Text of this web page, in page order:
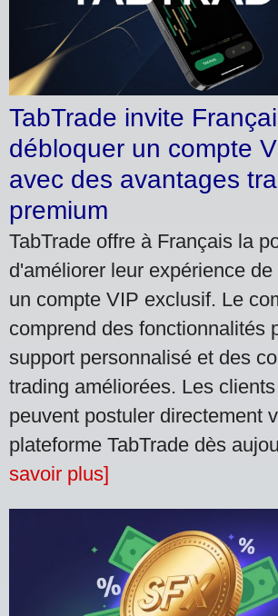
TabTrade invite
débloquer un compte
avec des avantages
premium
TabTrade offre à Français la
d'améliorer leur expérience
un compte VIP exclusif. Le
comprend des fonctionnalités
support personnalisé et des
trading améliorées. Les
peuvent postuler directement
plateforme TabTrade dès
savoir plus]